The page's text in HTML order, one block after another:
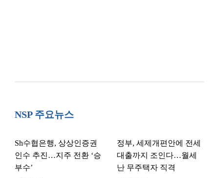
NSP 주요뉴스
Sh수협은행, 상상인증권
인수 추진…지주 전환 ‘승
부수’
정부, 세제개편안에 전세
대출까지 조인다…월세
난 무주택자 직격